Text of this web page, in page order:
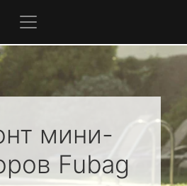
мини-
Fubag